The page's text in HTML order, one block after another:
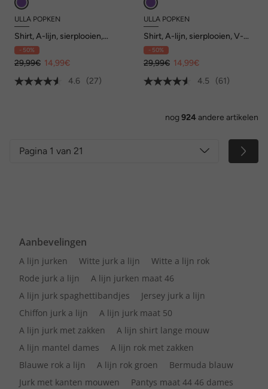
ULLA POPKEN
Shirt, A-lijn, sierplooien,
carréhals, 3/4-mouwen
- 50%
29,99€ 14,99€
4.6
(27)
ULLA POPKEN
Shirt, A-lijn, sierplooien, V-
hals, driekwartsmouwen
- 50%
29,99€ 14,99€
4.5
(61)
nog 924andere artikelen
Pagina 1 van 21
Aanbevelingen
A lijn jurken Witte jurk a lijn
Witte a lijn rok
Rode jurk a lijn
A lijn jurken maat 46
A lijn jurk spaghettibandjes
Jersey jurk a lijn
Chiffon jurk a lijn
A lijn jurk maat 50
A lijn jurk met zakken
A lijn shirt lange mouw
A lijn mantel dames
A lijn rok met zakken
Blauwe rok a lijn
A lijn rok groen
Bermuda blauw
Jurk met kanten mouwen
Pantys maat 44 46 dames